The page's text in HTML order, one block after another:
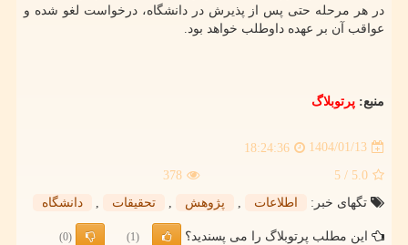
در هر مرحله حتی پس از پذیرش در دانشگاه، درخواست لغو شده و
عواقب آن بر عهده داوطلب خواهد بود.
منبع: پرتوبلاگ
1404/01/13
18:24:36
5.0
/ 5
378
تگهای خبر:
اطلاعات پژوهش تحقیقات دانشگاه
این مطلب پرتوبلاگ را می پسندید؟ (1)
(0)